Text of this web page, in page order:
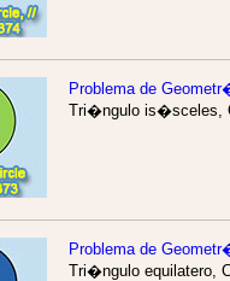
Problema de
Tri�ngulo is�sceles,
Problema de
Tri�ngulo equilatero,